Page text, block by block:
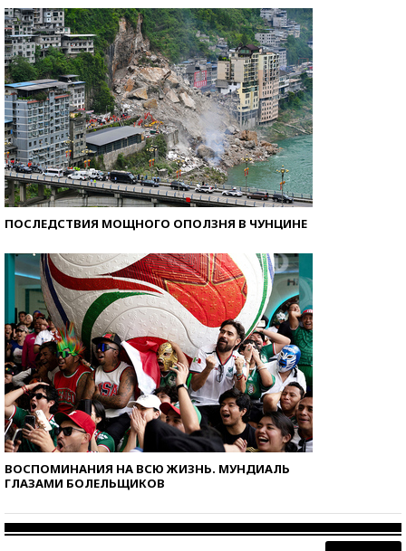
ПОСЛЕДСТВИЯ МОЩНОГО ОПОЛЗНЯ В ЧУНЦИНЕ
ВОСПОМИНАНИЯ НА ВСЮ ЖИЗНЬ. МУНДИАЛЬ
ГЛАЗАМИ БОЛЕЛЬЩИКОВ